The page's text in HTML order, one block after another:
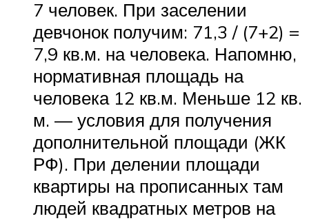
7 человек. При заселении
девчонок получим: 71,3 / (7+2) =
7,9 кв.м. на человека. Напомню,
нормативная площадь на
человека 12 кв.м. Меньше 12 кв.
м. — условия для получения
дополнительной площади (ЖК
РФ). При делении площади
квартиры на прописанных там
людей квадратных метров на